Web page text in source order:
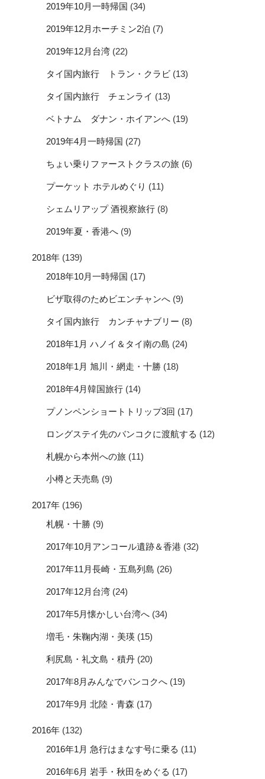
2019年10月一時帰国 (34)
2019年12月ホーチミン2泊 (7)
2019年12月台湾 (22)
タイ国内旅行 トラン・クラビ (13)
タイ国内旅行 チェンライ (13)
ベトナム ダナン・ホイアンへ (19)
2019年4月一時帰国 (27)
ちょい乗りファーストクラスの旅 (6)
プーケット ホテルめぐり (11)
シェムリアップ 酒視察旅行 (8)
2019年夏・香港へ (9)
2018年 (139)
2018年10月一時帰国 (17)
ビザ取得のためビエンチャンへ (9)
タイ国内旅行 カンチャナブリー (8)
2018年1月 ハノイ＆タイ南の島 (24)
2018年1月 旭川・網走・十勝 (18)
2018年4月韓国旅行 (14)
プノンペンショートトリップ3回 (17)
ロングステイ先のバンコクに渡航する (12)
札幌から本州への旅 (11)
小樽と天売島 (9)
2017年 (196)
札幌・十勝 (9)
2017年10月アンコール遺跡＆香港 (32)
2017年11月長崎・五島列島 (26)
2017年12月台湾 (24)
2017年5月懐かしい台湾へ (34)
増毛・朱鞠内湖・美瑛 (15)
利尻島・礼文島・積丹 (20)
2017年8月みんなでバンコクへ (19)
2017年9月 北陸・青森 (17)
2016年 (132)
2016年1月 急行はまなす号に乗る (11)
2016年6月 岩手・秋田をめぐる (17)